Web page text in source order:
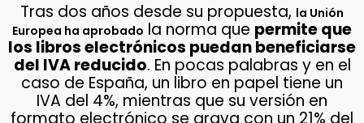
Tras dos años desde su propuesta, la Unión
Europea ha aprobado la norma que permite que
los libros electrónicos puedan beneficiarse
del IVA reducido. En pocas palabras y en el
caso de España, un libro en papel tiene un
IVA del 4%, mientras que su versión en